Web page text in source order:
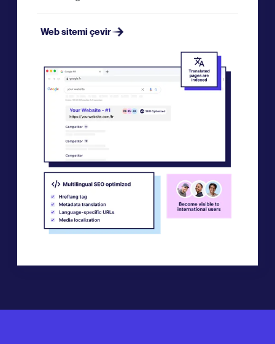
Web sitemi çevir